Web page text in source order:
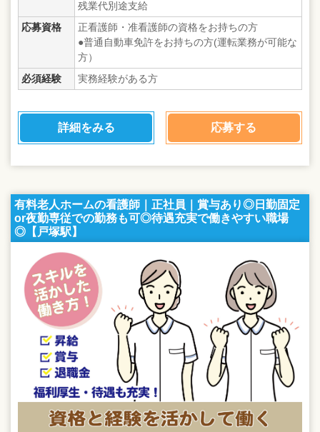
残業代別途支給
応募資格
正看護師・准看護師の資格をお持ちの方
●普通自動車免許をお持ちの方(運転業務が可能な
方）
必須経験
実務経験がある方
詳細をみる 応募する
有料老人ホームの看護師｜正社員｜賞与あり◎日勤固定
or夜勤専従での勤務も可◎待遇充実で働きやすい職場
◎【戸塚駅】